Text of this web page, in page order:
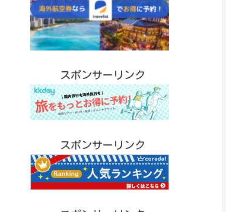
スポンサーリンク
スポンサーリンク